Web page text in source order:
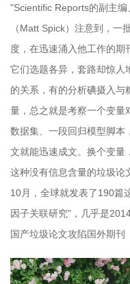
"Scientific Reports的副主
（Matt Spick）注意到，一
度，在迅速涌入他工作的期
它们选题各异，套路却惊人
的关系，有的分析碘摄入与
量，总之就是考察一个变量
数据集、一段回归模型脚本
文就能迅速成文。换个变量
这种没有信息含量的垃圾论
10月，全球就发表了190篇
因子关联研究”，几乎是
国产垃圾论文攻陷国外期刊